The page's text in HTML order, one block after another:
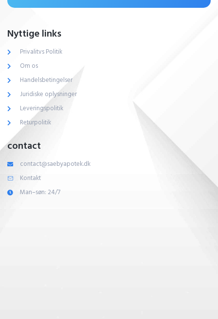
Nyttige links
Privalitvs Politik
Om os
Handelsbetingelser
Juridiske oplysninger
Leveringspolitik
Returpolitik
contact
contact@saebyapotek.dk
Kontakt
Man–søn: 24/7